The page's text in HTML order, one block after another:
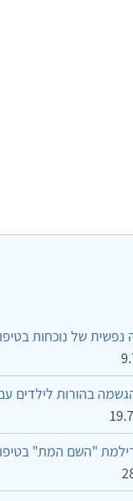
נפשית של נוכחות
בהורות לילדים
"השם המת"